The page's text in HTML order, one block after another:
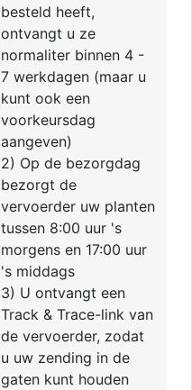
besteld heeft,
ontvangt u ze
normaliter binnen 4 -
7 werkdagen (maar u
kunt ook een
voorkeursdag
aangeven)
2) Op de bezorgdag
bezorgt de
vervoerder uw planten
tussen 8:00 uur 's
morgens en 17:00 uur
's middags
3) U ontvangt een
Track & Trace-link van
de vervoerder, zodat
u uw zending in de
gaten kunt houden